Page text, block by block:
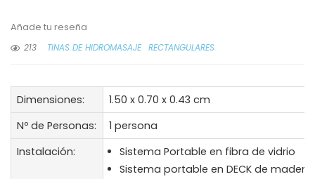
Añade tu reseña
213
TINAS DE HIDROMASAJE RECTANGULARES
Dimensiones:
1.50 x 0.70 x 0.43 cm
Nº de Personas:
1 persona
Instalación:
Sistema Portable en fibra de vidrio
Sistema portable en DECK de madera